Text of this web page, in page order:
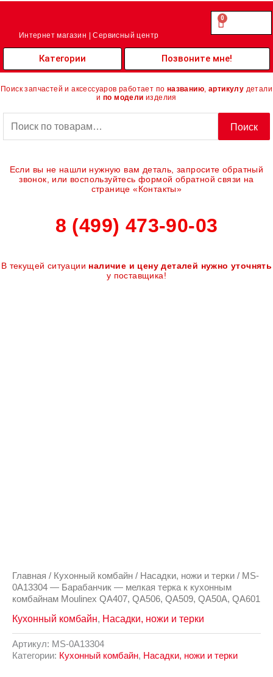
Перейти
Интернет магазин | Сервисный центр
0.00
0
Cart
Категории Позвоните мне!
Поиск запчастей и аксессуаров работает по названию артикулу детали
и по модели изделия
Поиск
Если вы не нашли нужную вам деталь, запросите обратный
звонок, или воспользуйтесь формой обратной связи на
странице «Контакты»
8 (499) 473-90-03
В текущей ситуации наличие и цену деталей нужно уточнять
у поставщика!
Главная / Кухонный комбайн / Насадки, ножи и терки / MS-
0A13304 — Барабанчик — мелкая терка к кухонным
комбайнам Moulinex QA407, QA506, QA509, QA50A, QA601
Кухонный комбайн, Насадки, ножи и терки
Артикул: MS-0A13304
Категории: Кухонный комбайн, Насадки, ножи и терки